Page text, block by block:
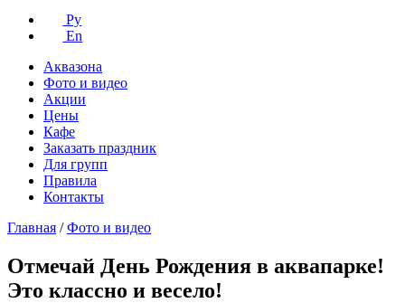
Ру
En
Аквазона
Фото и видео
Акции
Цены
Кафе
Заказать праздник
Для групп
Правила
Контакты
Главная /Фото и видео
Отмечай День Рождения в аквапарке!
Это классно и весело!